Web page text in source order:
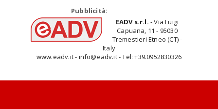
Pubblicità:
EADV s.r.l. - Via Luigi
Capuana, 11 - 95030
Tremestieri Etneo (CT) -
Italy
www.eadv.it - info@eadv.it - Tel: +39.0952830326